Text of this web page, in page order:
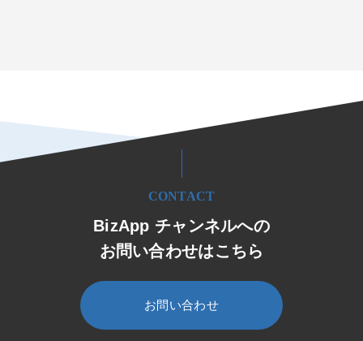
CONTACT
BizApp チャンネルへの
お問い合わせはこちら
お問い合わせ